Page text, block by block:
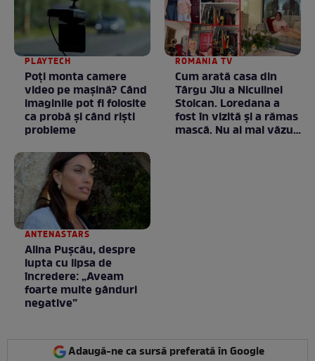
PLAYTECH
Poți monta camere
video pe mașină? Când
imaginile pot fi folosite
ca probă și când riști
probleme
ROMANIA TV
Cum arată casa din
Târgu Jiu a Niculinei
Stoican. Loredana a
fost în vizită și a rămas
mască. Nu ai mai văzut
ANTENASTARS
Alina Pușcău, despre
lupta cu lipsa de
încredere: „Aveam
foarte multe gânduri
negative”
Adaugă-ne ca sursă preferată în Google